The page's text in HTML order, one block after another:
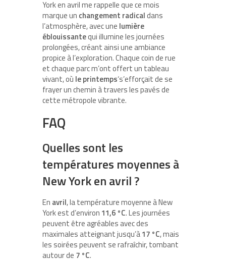
York en avril me rappelle que ce mois
marque un changement radicaldans
l’atmosphère, avec une lumière
éblouissantequi illumine les journées
prolongées, créant ainsi une ambiance
propice à l’exploration. Chaque coin de rue
et chaque parc m’ont offert un tableau
vivant, où le printemps‘s’efforçait de se
frayer un chemin à travers les pavés de
cette métropole vibrante.
FAQ
Quelles sont les
températures moyennes à
New York en avril ?
En avril, la température moyenne à New
York est d’environ 11,6 °C. Les journées
peuvent être agréables avec des
maximales atteignant jusqu’à17 °C, mais
les soirées peuvent se rafraîchir, tombant
autour de 7 °C.